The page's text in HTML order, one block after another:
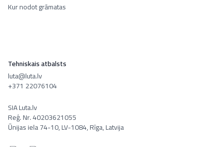
Kur nodot grāmatas
Tehniskais atbalsts
luta@luta.lv
+371 22076104
SIA Luta.lv
Reģ. Nr. 40203621055
Ūnijas iela 74-10, LV-1084, Rīga, Latvija